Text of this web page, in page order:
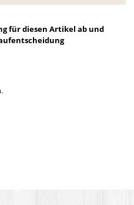
für diesen Artikel ab und